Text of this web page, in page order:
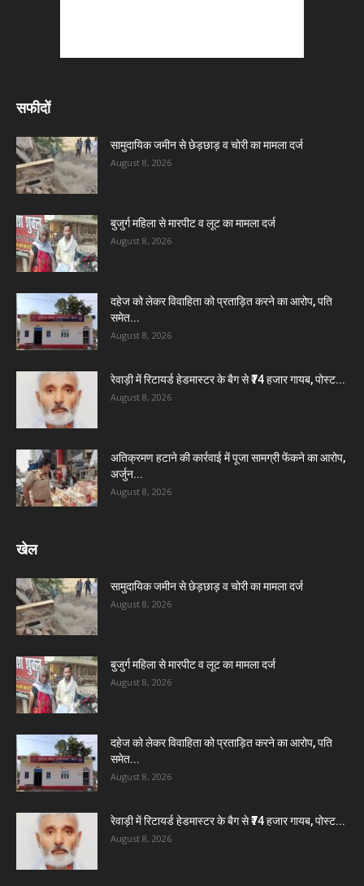
सफीदों
सामुदायिक जमीन से छेड़छाड़ व चोरी का मामला दर्ज
August 8, 2026
बुजुर्ग महिला से मारपीट व लूट का मामला दर्ज
August 8, 2026
दहेज को लेकर विवाहिता को प्रताड़ित करने का आरोप, पति
समेत...
August 8, 2026
रेवाड़ी में रिटायर्ड हेडमास्टर के बैग से ₹74 हजार गायब, पोस्ट...
August 8, 2026
अतिक्रमण हटाने की कार्रवाई में पूजा सामग्री फेंकने का आरोप,
अर्जुन...
August 8, 2026
खेल
सामुदायिक जमीन से छेड़छाड़ व चोरी का मामला दर्ज
August 8, 2026
बुजुर्ग महिला से मारपीट व लूट का मामला दर्ज
August 8, 2026
दहेज को लेकर विवाहिता को प्रताड़ित करने का आरोप, पति
समेत...
August 8, 2026
रेवाड़ी में रिटायर्ड हेडमास्टर के बैग से ₹74 हजार गायब, पोस्ट...
August 8, 2026